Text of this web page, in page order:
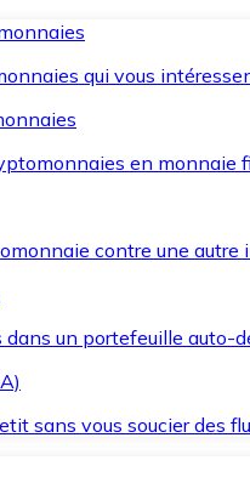
qui vous
en monnaie
contre une
un portefeuille auto-
sans vous soucier des